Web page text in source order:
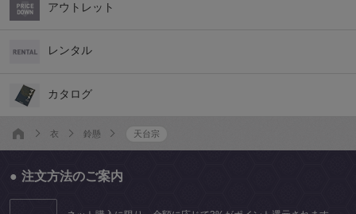
アウトレット
レンタル
カタログ
衣 鈴懸 天台宗
注文方法のご案内